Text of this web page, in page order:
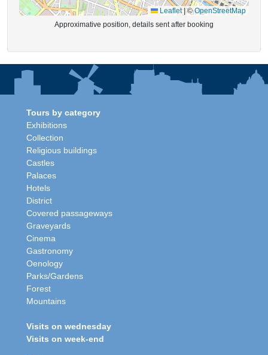
Leaflet |©OpenStreetMap
Approximative position, details sent after booking
Tours by category
Exhibitions
Collection
Religious buildings
Castles
Palaces
Hotels
District
Covered passageways
Graveyards
Cinema
Gastronomy
Oenology
Parks/Gardens
Forest
Mountains
Visits on wednesday
Visits on week-end